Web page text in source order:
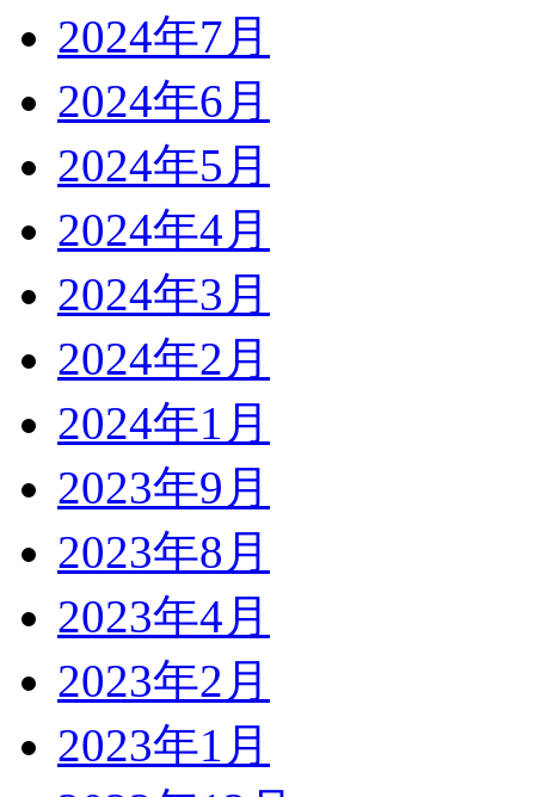
2024年7月
2024年6月
2024年5月
2024年4月
2024年3月
2024年2月
2024年1月
2023年9月
2023年8月
2023年4月
2023年2月
2023年1月